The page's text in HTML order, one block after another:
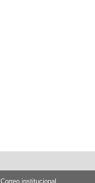
Correo institucional